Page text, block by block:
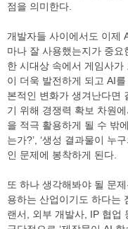
점을 의미한다.
개발자들 사이에서도 이제
마나 잘 사용했는지가 중
한 시대상 속에서 게임사
이 더욱 발전하게 되고 AI
본적인 변화가 생겨난다면
기 위해 경쟁력 확보 차원
을 적극 활용하게 될 수 밖
는가?’, ‘생성 결과물이 누
인 문제에 봉착하게 된다.
또 하나 생각해봐야 될 문
용하는 산업이기도 하다는
랜서, 외부 개발사, IP 협업